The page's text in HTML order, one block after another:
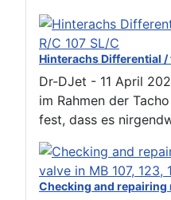
Hinterachs Differential
Dr-DJet - 11 April
im Rahmen der
fest, dass es
Checking and repairing